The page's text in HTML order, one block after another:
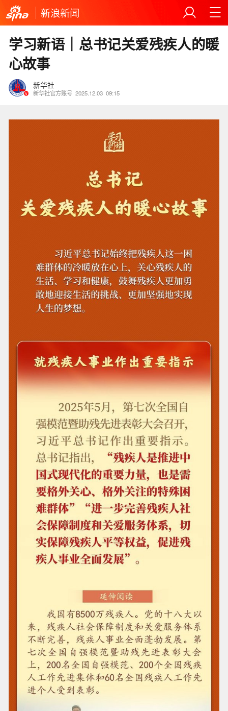
新浪新闻
学习新语｜总书记关爱残疾人的暖
心故事
新华社
新华社官方账号 2025.12.03 09:15